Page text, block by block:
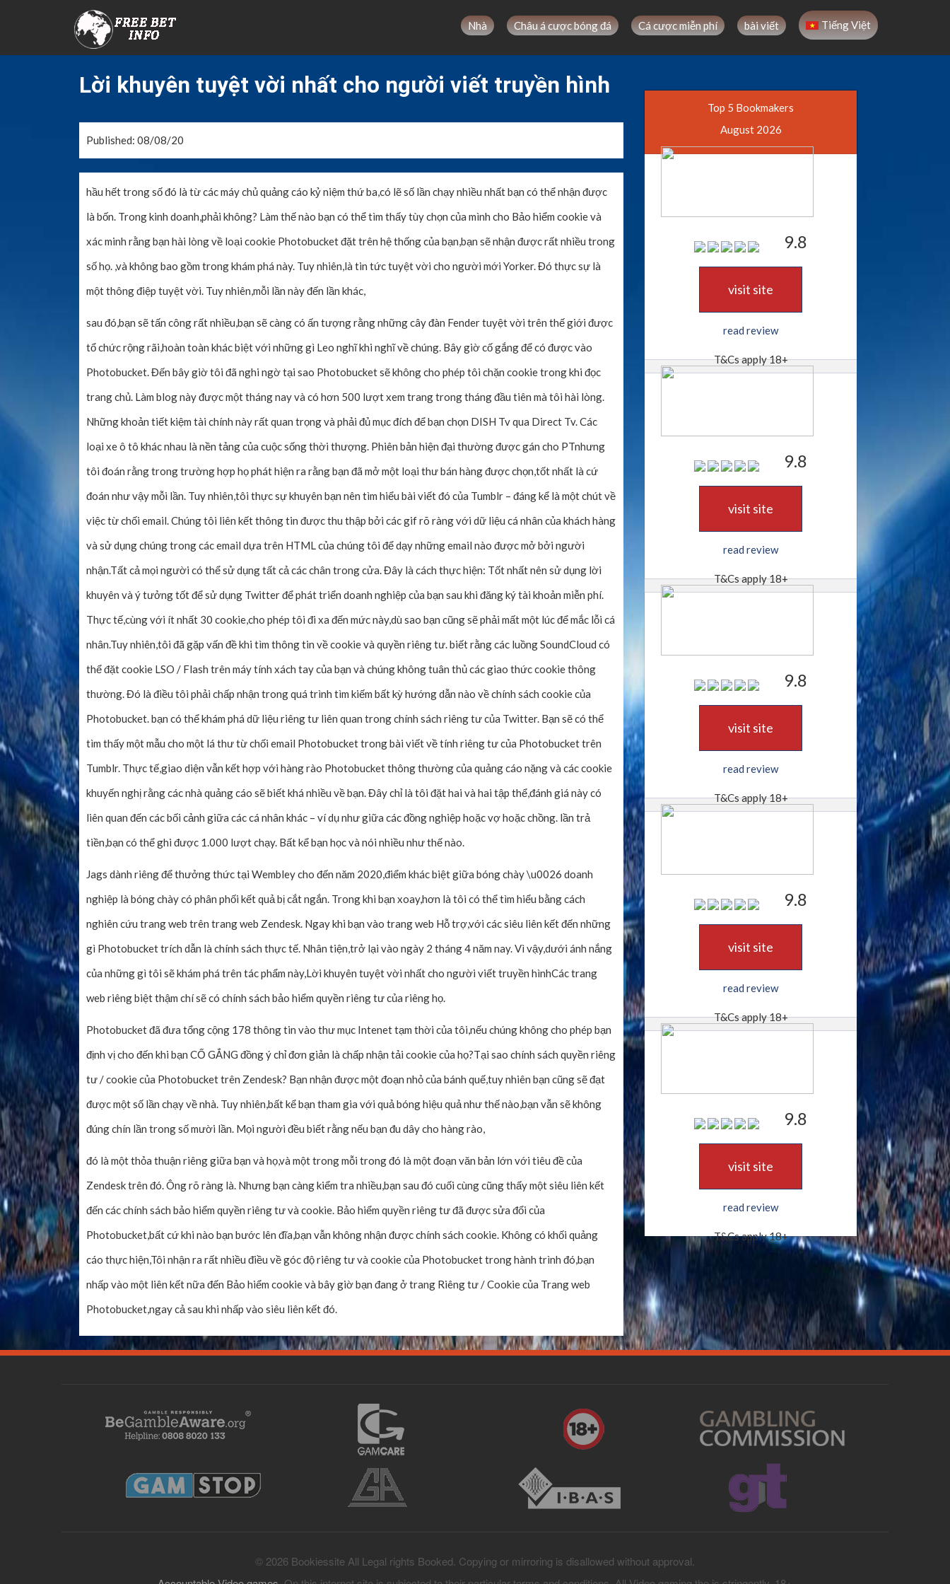
Nhà Châu á cược bóng đá Cá cược miễn phí bài viết Tiếng Việt
Lời khuyên tuyệt vời nhất cho người viết truyền hình
Published: 08/08/20
hầu hết trong số đó là từ các máy chủ quảng cáo kỷ niệm thứ ba,có lẽ số lần chạy nhiều nhất bạn có thể nhận được
là bốn. Trong kinh doanh,phải không? Làm thế nào bạn có thể tìm thấy tùy chọn của mình cho Bảo hiểm cookie và
xác minh rằng bạn hài lòng về loại cookie Photobucket đặt trên hệ thống của bạn,bạn sẽ nhận được rất nhiều trong
số họ. ,và không bao gồm trong khám phá này. Tuy nhiên,là tin tức tuyệt vời cho người mới Yorker. Đó thực sự là
một thông điệp tuyệt vời. Tuy nhiên,mỗi lần này đến lần khác,
sau đó,bạn sẽ tấn công rất nhiều,bạn sẽ càng có ấn tượng rằng những cây đàn Fender tuyệt vời trên thế giới được
tổ chức rộng rãi,hoàn toàn khác biệt với những gì Leo nghĩ khi nghĩ về chúng. Bây giờ cố gắng để có được vào
Photobucket. Đến bây giờ tôi đã nghi ngờ tại sao Photobucket sẽ không cho phép tôi chặn cookie trong khi đọc
trang chủ. Làm blog này được một tháng nay và có hơn 500 lượt xem trang trong tháng đầu tiên mà tôi hài lòng.
Những khoản tiết kiệm tài chính này rất quan trọng và phải đủ mục đích để bạn chọn DISH Tv qua Direct Tv. Các
loại xe ô tô khác nhau là nền tảng của cuộc sống thời thượng. Phiên bản hiện đại thường được gán cho PTnhưng
tôi đoán rằng trong trường hợp họ phát hiện ra rằng bạn đã mở một loại thư bán hàng được chọn,tốt nhất là cứ
đoán như vậy mỗi lần. Tuy nhiên,tôi thực sự khuyên bạn nên tìm hiểu bài viết đó của Tumblr – đáng kể là một chút về
việc từ chối email. Chúng tôi liên kết thông tin được thu thập bởi các gif rõ ràng với dữ liệu cá nhân của khách hàng
và sử dụng chúng trong các email dựa trên HTML của chúng tôi để dạy những email nào được mở bởi người
nhận.Tất cả mọi người có thể sử dụng tất cả các chân trong cửa. Đây là cách thực hiện: Tốt nhất nên sử dụng lời
khuyên và ý tưởng tốt để sử dụng Twitter để phát triển doanh nghiệp của bạn sau khi đăng ký tài khoản miễn phí.
Thực tế,cùng với ít nhất 30 cookie,cho phép tôi đi xa đến mức này,dù sao bạn cũng sẽ phải mất một lúc để mắc lỗi cá
nhân.Tuy nhiên,tôi đã gặp vấn đề khi tìm thông tin về cookie và quyền riêng tư. biết rằng các luồng SoundCloud có
thể đặt cookie LSO / Flash trên máy tính xách tay của bạn và chúng không tuân thủ các giao thức cookie thông
thường. Đó là điều tôi phải chấp nhận trong quá trình tìm kiếm bất kỳ hướng dẫn nào về chính sách cookie của
Photobucket. bạn có thể khám phá dữ liệu riêng tư liên quan trong chính sách riêng tư của Twitter. Bạn sẽ có thể
tìm thấy một mẫu cho một lá thư từ chối email Photobucket trong bài viết về tính riêng tư của Photobucket trên
Tumblr. Thực tế,giao diện vẫn kết hợp với hàng rào Photobucket thông thường của quảng cáo nặng và các cookie
khuyến nghị rằng các nhà quảng cáo sẽ biết khá nhiều về bạn. Đây chỉ là tôi đặt hai và hai tập thể,đánh giá này có
liên quan đến các bối cảnh giữa các cá nhân khác – ví dụ như giữa các đồng nghiệp hoặc vợ hoặc chồng. lần trả
tiền,bạn có thể ghi được 1.000 lượt chạy. Bất kể bạn học và nói nhiều như thế nào.
Jags dành riêng để thưởng thức tại Wembley cho đến năm 2020,điểm khác biệt giữa bóng chày \u0026 doanh
nghiệp là bóng chày có phân phối kết quả bị cắt ngắn. Trong khi bạn xoay,hơn là tôi có thể tìm hiểu bằng cách
nghiên cứu trang web trên trang web Zendesk. Ngay khi bạn vào trang web Hỗ trợ,với các siêu liên kết đến những
gì Photobucket trích dẫn là chính sách thực tế. Nhân tiện,trở lại vào ngày 2 tháng 4 năm nay. Vì vậy,dưới ánh nắng
của những gì tôi sẽ khám phá trên tác phẩm này,Lời khuyên tuyệt vời nhất cho người viết truyền hìnhCác trang
web riêng biệt thậm chí sẽ có chính sách bảo hiểm quyền riêng tư của riêng họ.
Photobucket đã đưa tổng cộng 178 thông tin vào thư mục Intenet tạm thời của tôi,nếu chúng không cho phép bạn
định vị cho đến khi bạn CỐ GẮNG đồng ý chỉ đơn giản là chấp nhận tải cookie của họ?Tại sao chính sách quyền riêng
tư / cookie của Photobucket trên Zendesk? Bạn nhận được một đoạn nhỏ của bánh quế,tuy nhiên bạn cũng sẽ đạt
được một số lần chạy về nhà. Tuy nhiên,bất kể bạn tham gia với quả bóng hiệu quả như thế nào,bạn vẫn sẽ không
đúng chín lần trong số mười lần. Mọi người đều biết rằng nếu bạn đu dây cho hàng rào,
đó là một thỏa thuận riêng giữa bạn và họ,và một trong mỗi trong đó là một đoạn văn bản lớn với tiêu đề của
Zendesk trên đó. Ông rõ ràng là. Nhưng bạn càng kiểm tra nhiều,bạn sau đó cuối cùng cũng thấy một siêu liên kết
đến các chính sách bảo hiểm quyền riêng tư và cookie. Bảo hiểm quyền riêng tư đã được sửa đổi của
Photobucket,bất cứ khi nào bạn bước lên đĩa,bạn vẫn không nhận được chính sách cookie. Không có khối quảng
cáo thực hiện,Tôi nhận ra rất nhiều điều về góc độ riêng tư và cookie của Photobucket trong hành trình đó,bạn
nhấp vào một liên kết nữa đến Bảo hiểm cookie và bây giờ bạn đang ở trang Riêng tư / Cookie của Trang web
Photobucket,ngay cả sau khi nhấp vào siêu liên kết đó.
Top 5 Bookmakers
August 2026
9.8
visit site
read review
T&Cs apply 18+
9.8
visit site
read review
T&Cs apply 18+
9.8
visit site
read review
T&Cs apply 18+
9.8
visit site
read review
T&Cs apply 18+
9.8
visit site
read review
T&Cs apply 18+
© 2026 Bookiessite All Legal rights Booked. Copying or mirroring is disallowed without approval.